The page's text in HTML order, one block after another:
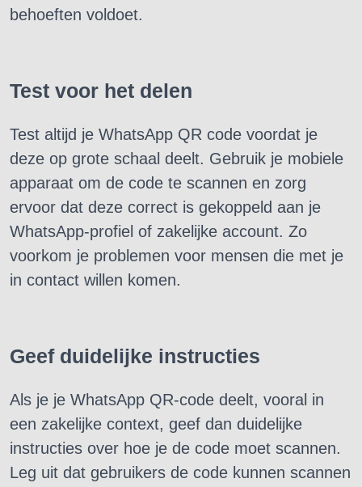
behoeften voldoet.
Test voor het delen
Test altijd je WhatsApp QR code voordat je
deze op grote schaal deelt. Gebruik je mobiele
apparaat om de code te scannen en zorg
ervoor dat deze correct is gekoppeld aan je
WhatsApp-profiel of zakelijke account. Zo
voorkom je problemen voor mensen die met je
in contact willen komen.
Geef duidelijke instructies
Als je je WhatsApp QR-code deelt, vooral in
een zakelijke context, geef dan duidelijke
instructies over hoe je de code moet scannen.
Leg uit dat gebruikers de code kunnen scannen